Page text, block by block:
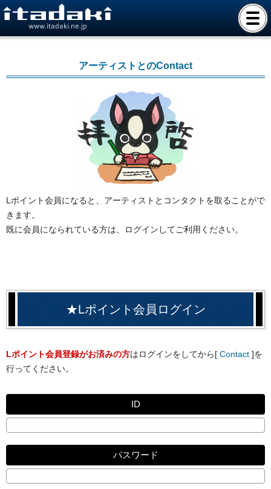
www.itadaki.ne.jp
アーティストとのContact
Lポイント会員になると、アーティストとコンタクトを取ることがで
きます。
既に会員になられている方は、ログインしてご利用ください。
★Lポイント会員ログイン
Lポイント会員登録がお済みの方はログインをしてから[ Contact ]を
行ってください。
ID
パスワード